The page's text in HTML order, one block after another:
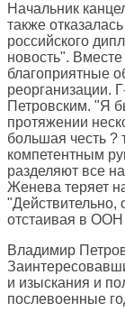
Начальник
также
российского
новость".
благоприятные
реорганизации.
Петровским. "Я
протяжении
большая честь ?
компетентным
разделяют все
Женева теряет
"Действительно,
отстаивая в
Владимир
и изыскания и
послевоенные